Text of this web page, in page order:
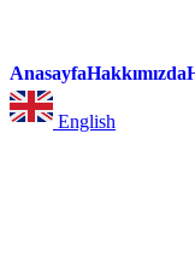
AnasayfaHakkımızda
English